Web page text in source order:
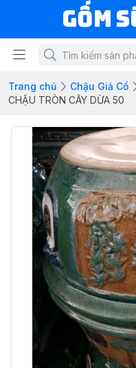
Gốm
Trang chủ Chậu Giả Cổ
CHẬU TRÒN CÂY DỪA 50